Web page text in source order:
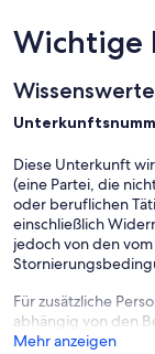
Wichtige
Diese Unterkunft
(eine Partei, die
oder beruflichen
einschließlich
jedoch von den
Für zusätzliche
abhängig von den
Mehr anzeigen